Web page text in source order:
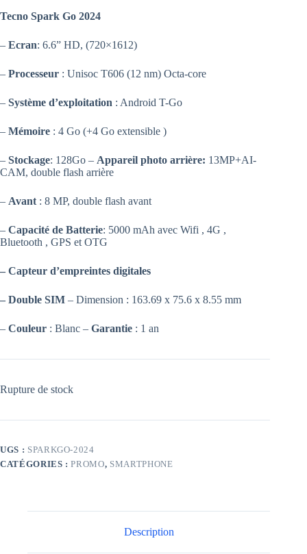
était :
est :
Tecno Spark Go 2024
– Ecran: 6.6” HD, (720×1612)
– Processeur : Unisoc T606 (12 nm) Octa-core
– Système d’exploitation : Android T-Go
– Mémoire : 4 Go (+4 Go extensible )
– Stockage: 128Go – Appareil photo arrière: 13MP+AI-
CAM, double flash arrière
– Avant : 8 MP, double flash avant
– Capacité de Batterie: 5000 mAh avec Wifi , 4G ,
Bluetooth , GPS et OTG
– Capteur d’empreintes digitales
– Double SIM – Dimension : 163.69 x 75.6 x 8.55 mm
– Couleur : Blanc – Garantie : 1 an
Rupture de stock
UGS : SPARKGO-2024
CATÉGORIES :PROMO, SMARTPHONE
Description